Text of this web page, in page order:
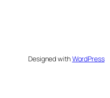
Designed withWordPress